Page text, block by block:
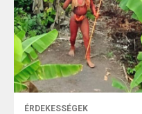
ÉRDEKESSÉGEK